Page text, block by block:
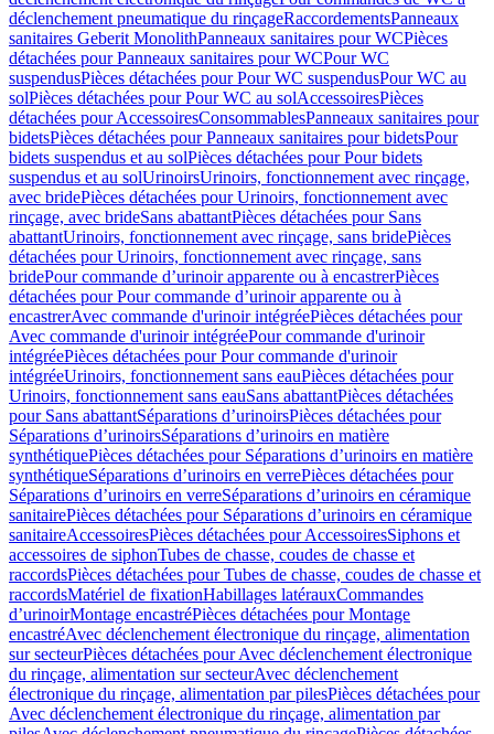
déclenchement pneumatique du rinçageRaccordementsPanneaux
sanitaires Geberit MonolithPanneaux sanitaires pour WCPièces
détachées pour Panneaux sanitaires pour WCPour WC
suspendusPièces détachées pour Pour WC suspendusPour WC au
solPièces détachées pour Pour WC au solAccessoiresPièces
détachées pour AccessoiresConsommablesPanneaux sanitaires pour
bidetsPièces détachées pour Panneaux sanitaires pour bidetsPour
bidets suspendus et au solPièces détachées pour Pour bidets
suspendus et au solUrinoirsUrinoirs, fonctionnement avec rinçage,
avec bridePièces détachées pour Urinoirs, fonctionnement avec
rinçage, avec brideSans abattantPièces détachées pour Sans
abattantUrinoirs, fonctionnement avec rinçage, sans bridePièces
détachées pour Urinoirs, fonctionnement avec rinçage, sans
bridePour commande d’urinoir apparente ou à encastrerPièces
détachées pour Pour commande d’urinoir apparente ou à
encastrerAvec commande d'urinoir intégréePièces détachées pour
Avec commande d'urinoir intégréePour commande d'urinoir
intégréePièces détachées pour Pour commande d'urinoir
intégréeUrinoirs, fonctionnement sans eauPièces détachées pour
Urinoirs, fonctionnement sans eauSans abattantPièces détachées
pour Sans abattantSéparations d’urinoirsPièces détachées pour
Séparations d’urinoirsSéparations d’urinoirs en matière
synthétiquePièces détachées pour Séparations d’urinoirs en matière
synthétiqueSéparations d’urinoirs en verrePièces détachées pour
Séparations d’urinoirs en verreSéparations d’urinoirs en céramique
sanitairePièces détachées pour Séparations d’urinoirs en céramique
sanitaireAccessoiresPièces détachées pour AccessoiresSiphons et
accessoires de siphonTubes de chasse, coudes de chasse et
raccordsPièces détachées pour Tubes de chasse, coudes de chasse et
raccordsMatériel de fixationHabillages latérauxCommandes
dʼurinoirMontage encastréPièces détachées pour Montage
encastréAvec déclenchement électronique du rinçage, alimentation
sur secteurPièces détachées pour Avec déclenchement électronique
du rinçage, alimentation sur secteurAvec déclenchement
électronique du rinçage, alimentation par pilesPièces détachées pour
Avec déclenchement électronique du rinçage, alimentation par